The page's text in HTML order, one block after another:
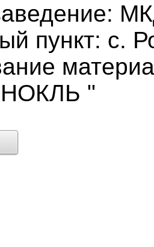
пункт: с.
"